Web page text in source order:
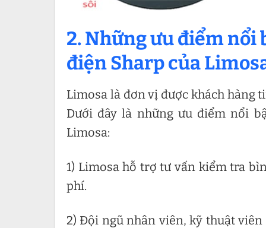
2. Những ưu điểm nổi
điện Sharp của
Limosa là đơn vị được khách hàng
Dưới đây là những ưu điểm nổi
Limosa:
1) Limosa hỗ trợ tư vấn kiểm tra
phí.
2) Đội ngũ nhân viên, kỹ thuật